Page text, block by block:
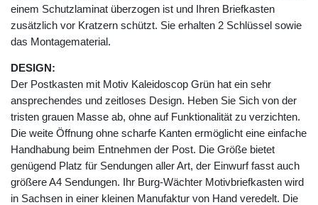
einem Schutzlaminat überzogen ist und Ihren Briefkasten
zusätzlich vor Kratzern schützt. Sie erhalten 2 Schlüssel sowie
das Montagematerial.
DESIGN:
Der Postkasten mit Motiv Kaleidoscop Grün hat ein sehr
ansprechendes und zeitloses Design. Heben Sie Sich von der
tristen grauen Masse ab, ohne auf Funktionalität zu verzichten.
Die weite Öffnung ohne scharfe Kanten ermöglicht eine einfache
Handhabung beim Entnehmen der Post. Die Größe bietet
genügend Platz für Sendungen aller Art, der Einwurf fasst auch
größere A4 Sendungen. Ihr Burg-Wächter Motivbriefkasten wird
in Sachsen in einer kleinen Manufaktur von Hand veredelt. Die